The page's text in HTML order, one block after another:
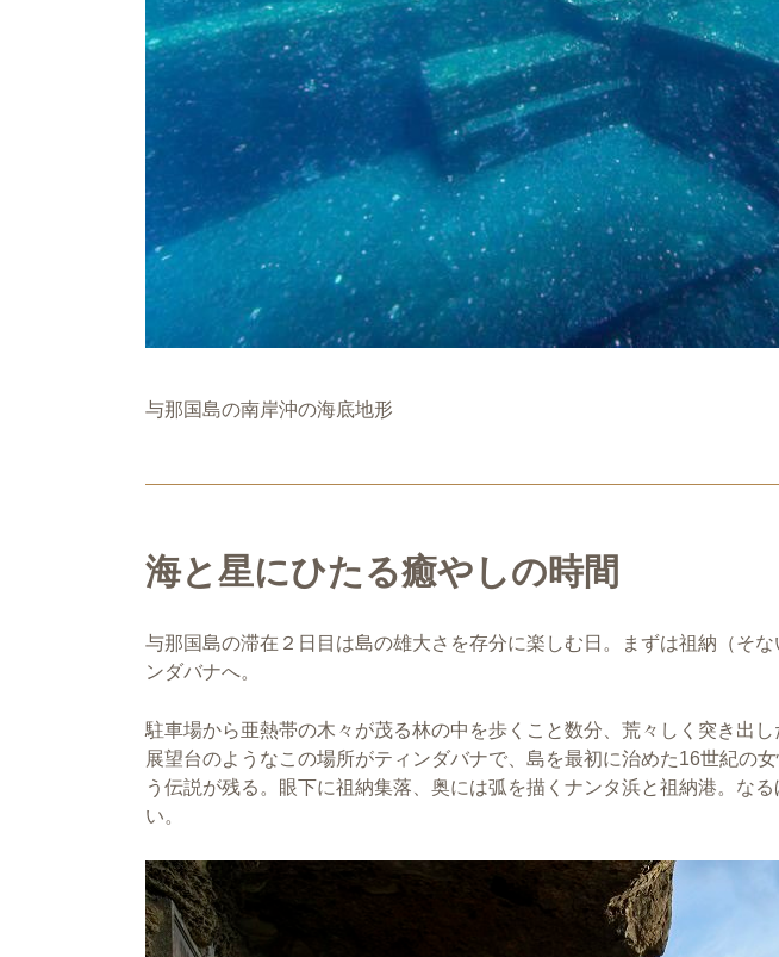
与那国島の南岸沖の海底地形
海と星にひたる癒やしの時間
与那国島の滞在２日目は島の雄大さを存分に楽しむ日。まずは祖納（そ
ンダバナへ。
駐車場から亜熱帯の木々が茂る林の中を歩くこと数分、荒々しく突き出
展望台のようなこの場所がティンダバナで、島を最初に治めた16世紀の
う伝説が残る。眼下に祖納集落、奥には弧を描くナンタ浜と祖納港。な
い。